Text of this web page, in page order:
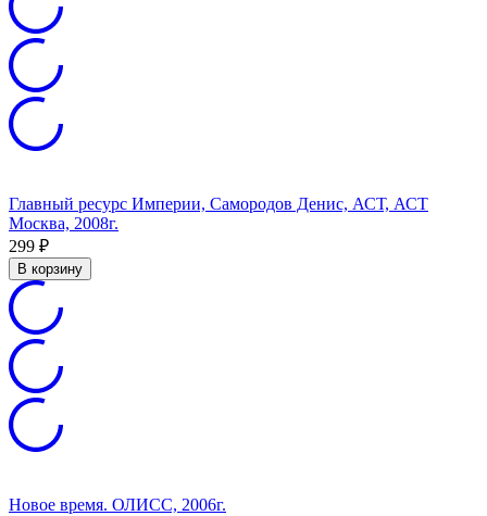
Главный ресурс Империи, Самородов Денис, АСТ, АСТ
Москва, 2008г.
299 ₽
В корзину
Новое время. ОЛИСС, 2006г.